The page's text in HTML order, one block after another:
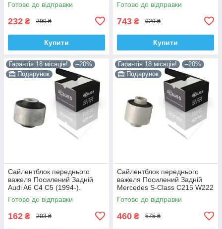
VKDS331037
Готово до відправки
232 ₴ 290 ₴
Купити
TD1247W , VKDS331074
Готово до відправки
743 ₴ 929 ₴
Купити
Гарантія 18 місяців!
–20%
Подарунок
Сайлентблок переднього
важеля Посилений Задній
Audi A6 C4 C5 (1994-).
Верхній. Корея ACSUSS!
35379 , JBU138 , TD1062W
Готово до відправки
162 ₴ 203 ₴
Гарантія 18 місяців!
–20%
Подарунок
Сайлентблок переднього
важеля Посилений Задній
Mercedes S-Class C215 W222
W220 V220 (1998-). Корея
ACSUSS! 28744 , TD4208W ,
Готово до відправки
460 ₴ 575 ₴